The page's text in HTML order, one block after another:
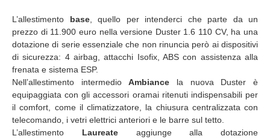
L’allestimento base, quello per intenderci che parte da un
prezzo di 11.900 euro nella versione Duster 1.6 110 CV, ha una
dotazione di serie essenziale che non rinuncia però ai dispositivi
di sicurezza: 4 airbag, attacchi Isofix, ABS con assistenza alla
frenata e sistema ESP.
Nell’allestimento intermedioAmbiance la nuova Duster è
equipaggiata con gli accessori oramai ritenuti indispensabili per
il comfort, come il climatizzatore, la chiusura centralizzata con
telecomando, i vetri elettrici anteriori e le barre sul tetto.
L’allestimento Laureate aggiunge alla dotazione